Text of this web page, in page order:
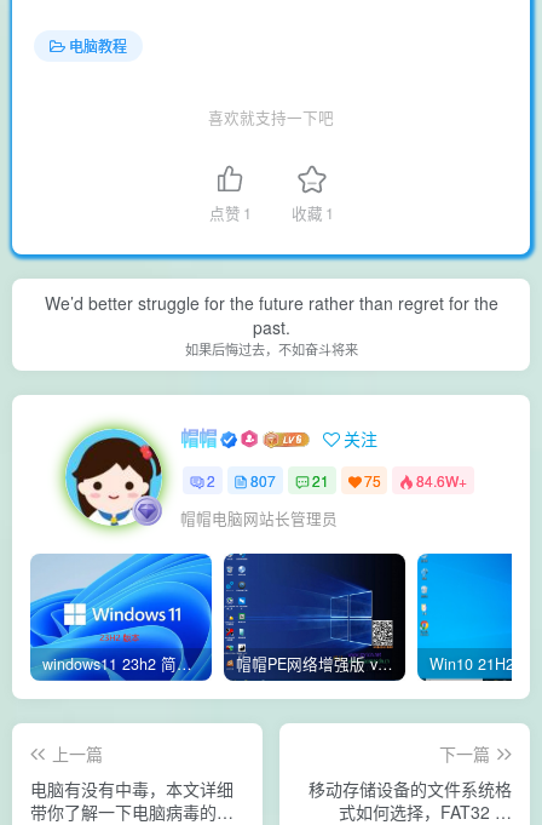
电脑教程
喜欢就支持一下吧
点赞 1 收藏 1
We’d better struggle for the future rather than regret for the
past.
如果后悔过去，不如奋斗将来
帽帽 关注
2 807 21 75 84.6W+
帽帽电脑网站长管理员
windows11 23h2 简体中文版64位 正式版 帽帽PE网络增强版 v2.4版本
上一篇
电脑有没有中毒，本文详细
带你了解一下电脑病毒的特
下一篇
移动存储设备的文件系统格
式如何选择，FAT32 和